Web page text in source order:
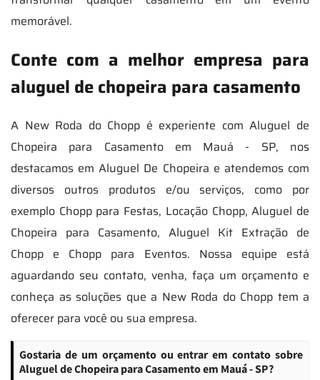
memorável.
Conte com a melhor empresa para
aluguel de chopeira para casamento
A New Roda do Chopp é experiente com Aluguel de
Chopeira para Casamento em Mauá - SP, nos
destacamos em Aluguel De Chopeira e atendemos com
diversos outros produtos e/ou serviços, como por
exemplo Chopp para Festas, Locação Chopp, Aluguel de
Chopeira para Casamento, Aluguel Kit Extração de
Chopp e Chopp para Eventos. Nossa equipe está
aguardando seu contato, venha, faça um orçamento e
conheça as soluções que a New Roda do Chopp tem a
oferecer para você ou sua empresa.
Gostaria de um orçamento ou entrar em contato sobre
Aluguel de Chopeira para Casamento em Mauá - SP?